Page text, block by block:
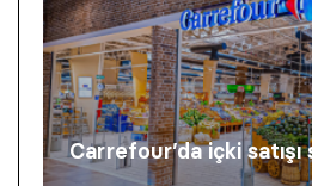
Carrefour’da içki